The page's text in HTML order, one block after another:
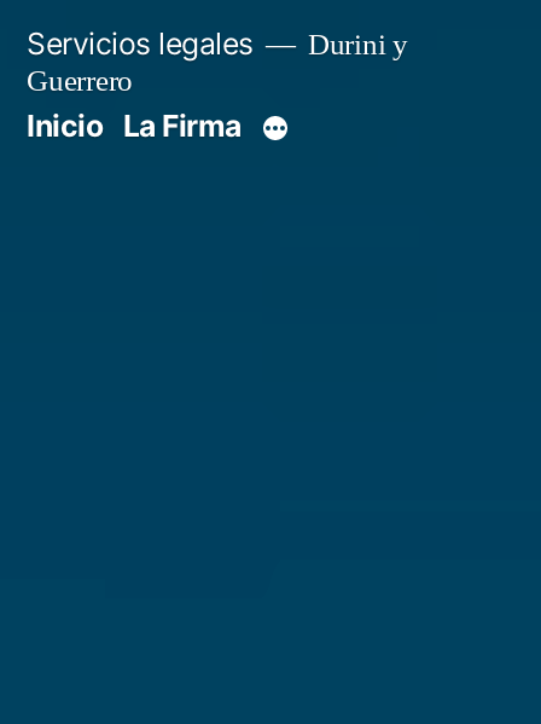
Servicios legales
Durini y
Guerrero
Inicio La Firma